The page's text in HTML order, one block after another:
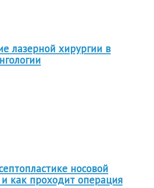
лазерной хирургии в
носовой
как проходит операция